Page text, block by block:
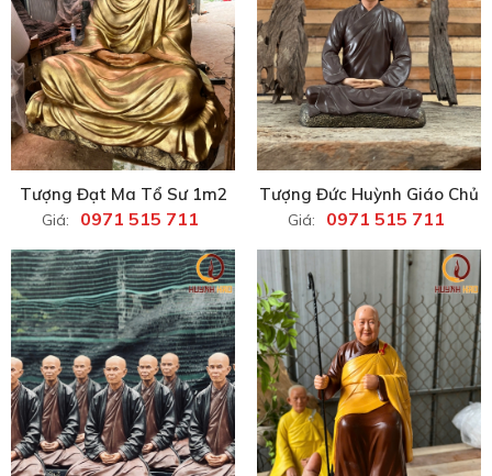
Tượng Đạt Ma Tổ Sư 1m2
Giá: 0971 515 711
Tượng Đức Huỳnh Giáo Chủ
Giá: 0971 515 711